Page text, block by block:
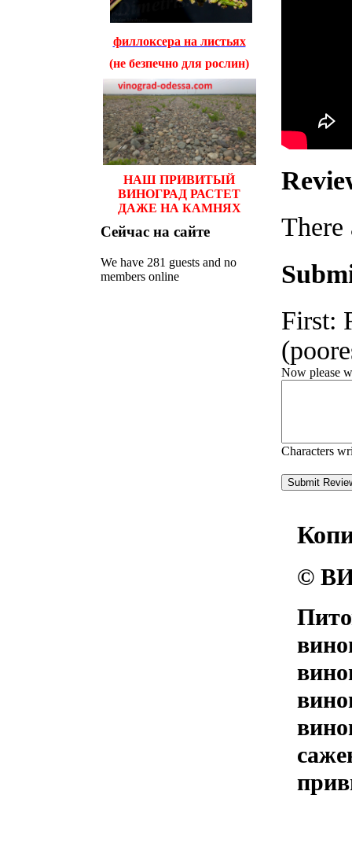
филлоксера на листьях
(не безпечно для рослин)
НАШ ПРИВИТЫЙ
ВИНОГРАД РАСТЕТ
ДАЖЕ НА КАМНЯХ
Сейчас на сайте
We have 281 guests and no
members online
There
First:
Now please
Characters
©